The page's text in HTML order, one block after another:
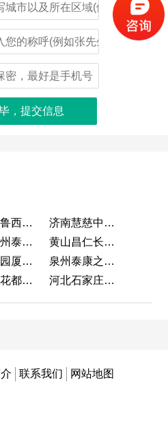
聊城市鲁西老年护养院
济南慧慈中医康养中心
福建泉州泰康之家鲤园
黄山昌仁长者颐养中心
太保家园厦门国际颐养社区
泉州泰康之家鲤园
广州市花都区花山镇敬老院 河北石家庄泰康之家冀园
联系我们 网站地图